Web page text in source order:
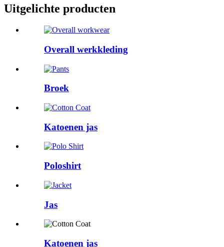
Uitgelichte producten
Overall werkkleding
Broek
Katoenen jas
Poloshirt
Jas
Katoenen jas